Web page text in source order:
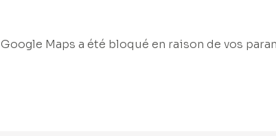
Google Maps a été bloqué en raison de vos